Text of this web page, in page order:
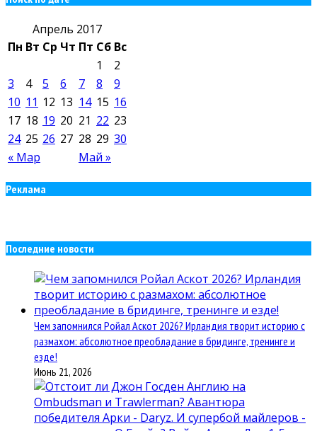
Апрель 2017
Пн Вт Ср Чт Пт Сб Вс
« Мар Май »
1
2
3
4 5 6 7 8
9
10 11 12 13 14 15 16
17 18 19 20 21 22 23
24 25 26 27 28 29 30
Реклама
Последние новости
Чем запомнился Ройал Аскот 2026? Ирландия творит историю с
размахом: абсолютное преобладание в бридинге, тренинге и
езде!
Июнь 21, 2026